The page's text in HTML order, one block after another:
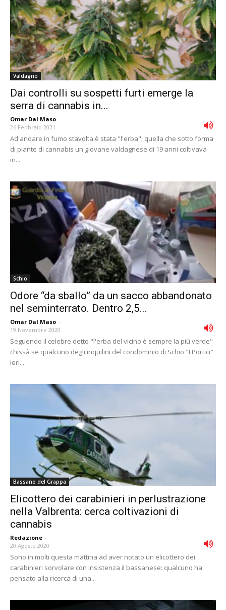
Valdagno
Dai controlli su sospetti furti emerge la
serra di cannabis in...
Omar Dal Maso -
26 Febbraio 2021
Ad andare in fumo stavolta è stata "l'erba", quella che sotto forma
di piante di cannabis un giovane valdagnese di 19 anni coltivava
in...
Schio
Odore “da sballo” da un sacco abbandonato
nel seminterrato. Dentro 2,5...
Omar Dal Maso -
19 Novembre 2020
Seguendo il celebre detto "l'erba del vicino è sempre la più verde"
chissà se qualcuno degli inquilini del condominio di Schio "I Portici"
ieri...
Bassano del Grappa
Elicottero dei carabinieri in perlustrazione
nella Valbrenta: cerca coltivazioni di
cannabis
Redazione -
20 Agosto 2020
Sono in molti questa mattina ad aver notato un elicottero dei
carabinieri sorvolare con insistenza il bassanese: qualcuno ha
pensato alla ricerca di una...